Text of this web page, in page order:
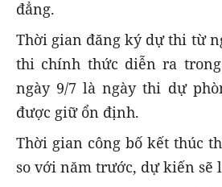
đẳng.
Thời gian đăng ký dự thi từ
thi chính thức diễn ra
ngày 9/7 là ngày thi dự
được giữ ổn định.
Thời gian công bố kết thúc
so với năm trước, dự kiến sẽ